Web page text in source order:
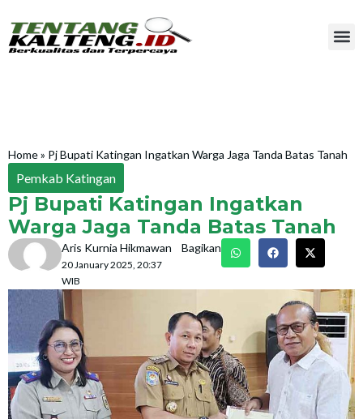
Home» Pj Bupati Katingan Ingatkan Warga Jaga Tanda Batas Tanah
Pemkab Katingan
Pj Bupati Katingan Ingatkan
Warga Jaga Tanda Batas Tanah
Aris Kurnia Hikmawan
20 January 2025, 20:37
WIB
Bagikan